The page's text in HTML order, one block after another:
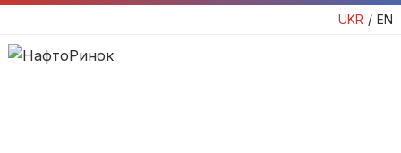
UKR EN